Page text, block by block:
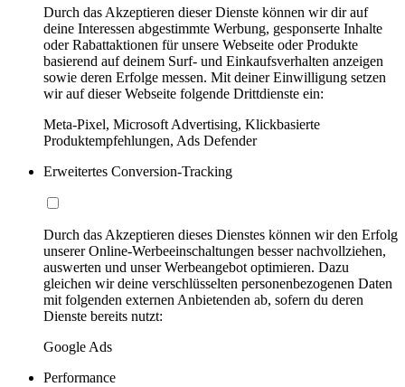
Durch das Akzeptieren dieser Dienste können wir dir auf
deine Interessen abgestimmte Werbung, gesponserte Inhalte
oder Rabattaktionen für unsere Webseite oder Produkte
basierend auf deinem Surf- und Einkaufsverhalten anzeigen
sowie deren Erfolge messen. Mit deiner Einwilligung setzen
wir auf dieser Webseite folgende Drittdienste ein:
Meta-Pixel, Microsoft Advertising, Klickbasierte
Produktempfehlungen, Ads Defender
Erweitertes Conversion-Tracking
Durch das Akzeptieren dieses Dienstes können wir den Erfolg
unserer Online-Werbeeinschaltungen besser nachvollziehen,
auswerten und unser Werbeangebot optimieren. Dazu
gleichen wir deine verschlüsselten personenbezogenen Daten
mit folgenden externen Anbietenden ab, sofern du deren
Dienste bereits nutzt:
Google Ads
Performance